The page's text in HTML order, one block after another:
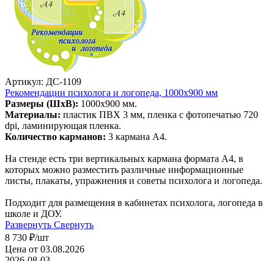
Артикул: ДС-1109
Рекомендации психолога и логопеда, 1000х900 мм
Размеры (ШхВ): 1000х900 мм.
Материалы: пластик ПВХ 3 мм, пленка с фотопечатью 720
dpi, ламинирующая пленка.
Количество карманов: 3 кармана А4.
На стенде есть три вертикальных кармана формата А4, в
которых можно разместить различные информационные
листы, плакаты, упражнения и советы психолога и логопеда.
Подходит для размещения в кабинетах психолога, логопеда в
школе и ДОУ.
Развернуть Свернуть
8 730 ₽/шт
Цена от 03.08.2026